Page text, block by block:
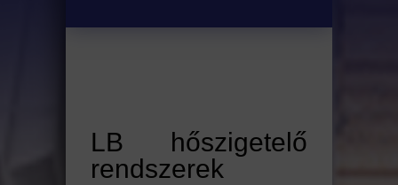
LB hőszigetelő
rendszerek